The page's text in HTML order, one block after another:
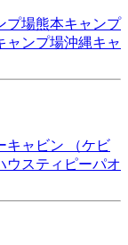
プ場熊本キャンプ
ャンプ場沖縄キャ
キャビン （ケビ
ウスティピーパオ